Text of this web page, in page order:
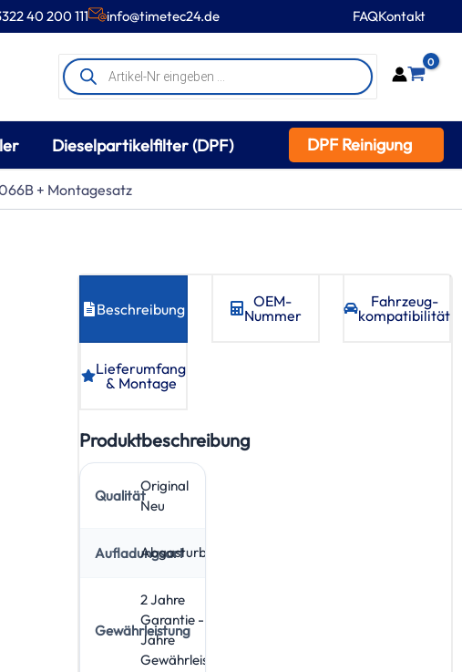
40 200 111 info@timetec24.de FAQKontakt
Products
search
0
Dieselpartikelfilter (DPF) DPF Reinigung
+ Montagesatz
Beschreibung
OEM-
Nummer
Fahrzeug­
kompatibilität
Lieferumfang
& Montage
Produktbeschreibung
Qualität
Original
Neu
AufladungsartAbgasturbolader
Gewährleistung
2 Jahre
Garantie - 5
Jahre
Gewährleistung